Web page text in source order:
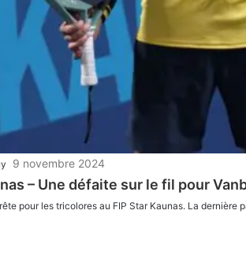
9 novembre 2024
– Une défaite sur le fil pour
pour les tricolores au FIP Star Kaunas. La